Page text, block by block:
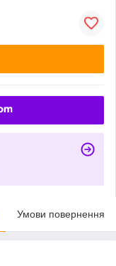
Умови повернення